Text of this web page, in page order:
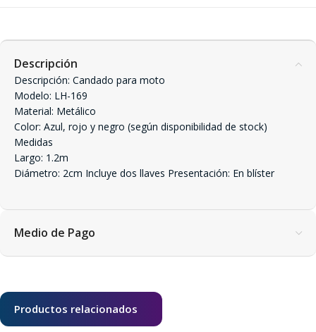
Descripción
Descripción: Candado para moto
Modelo: LH-169
Material: Metálico
Color: Azul, rojo y negro (según disponibilidad de stock)
Medidas
Largo: 1.2m
Diámetro: 2cm Incluye dos llaves Presentación: En blíster
Medio de Pago
Productos relacionados